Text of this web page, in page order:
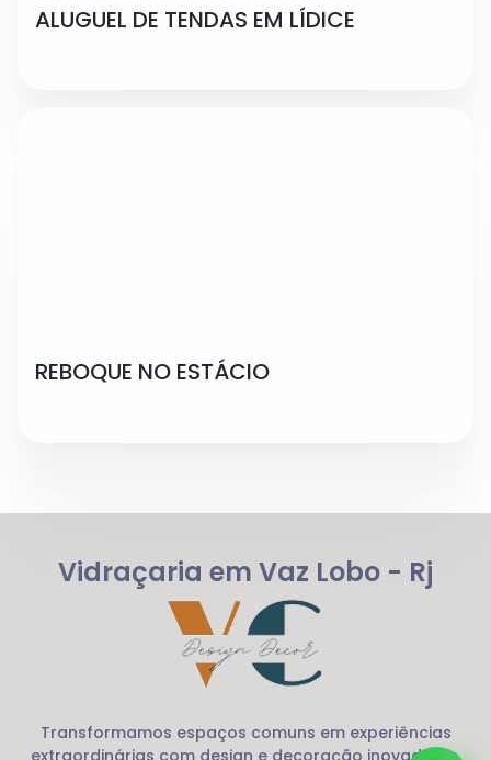
ALUGUEL DE TENDAS EM LÍDICE
REBOQUE NO ESTÁCIO
Vidraçaria em Vaz Lobo - Rj
Transformamos espaços comuns em experiências